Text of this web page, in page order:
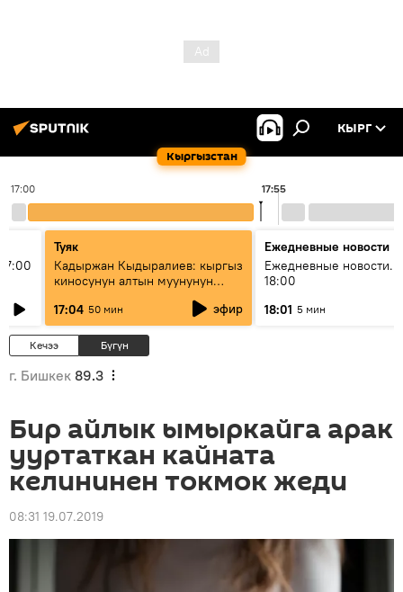
Кыргызстан
КЫРГ
17:00 17:55
Туяк
Кадыржан Кыдыралиев: кыргыз
киносунун алтын муунунун
17:04 50 мин эфир
Ежедневные новости
Ежедневные новости.
18:00
18:01 5 мин
Кечээ Бүгүн
г. Бишкек 89.3
Бир айлык ымыркайга арак
ууртаткан кайната
келининен токмок жеди
08:31 19.07.2019